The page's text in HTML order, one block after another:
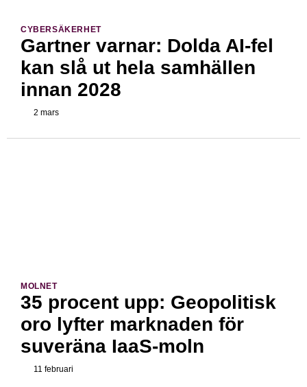
CYBERSÄKERHET
Gartner varnar: Dolda AI-fel
kan slå ut hela samhällen
innan 2028
2 mars
MOLNET
35 procent upp: Geopolitisk
oro lyfter marknaden för
suveräna IaaS-moln
11 februari